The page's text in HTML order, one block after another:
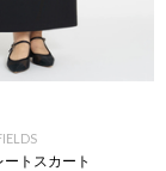
トスカート